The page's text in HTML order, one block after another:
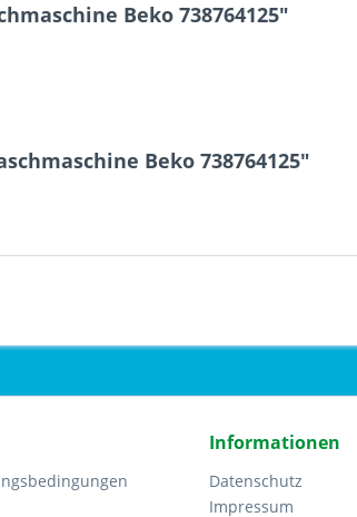
Beko 738764125"
Beko 738764125"
Informationen
Datenschutz
Impressum